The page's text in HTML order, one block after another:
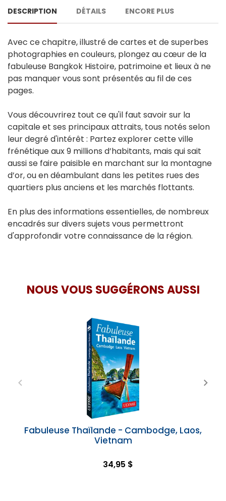
DESCRIPTION DÉTAILS ENCORE PLUS
Avec ce chapitre, illustré de cartes et de superbes
photographies en couleurs, plongez au cœur de la
fabuleuse Bangkok Histoire, patrimoine et lieux à ne
pas manquer vous sont présentés au fil de ces
pages.
Vous découvrirez tout ce qu'il faut savoir sur la
capitale et ses principaux attraits, tous notés selon
leur degré d'intérêt : Partez explorer cette ville
frénétique aux 9 millions d’habitants, mais qui sait
aussi se faire paisible en marchant sur la montagne
d’or, ou en déambulant dans les petites rues des
quartiers plus anciens et les marchés flottants.
En plus des informations essentielles, de nombreux
encadrés sur divers sujets vous permettront
d'approfondir votre connaissance de la région.
NOUS VOUS SUGGÉRONS AUSSI
Fabuleuse Thaïlande - Cambodge, Laos,
Vietnam
34,95 $